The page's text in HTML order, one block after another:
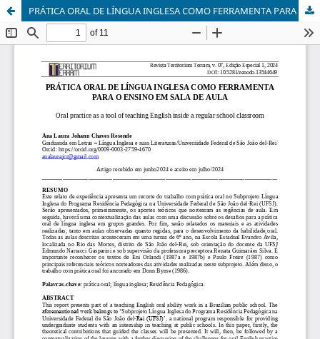
PRÁTICA ORAL DE LÍNGUA INGLESA COMO FERRAMENTA PARA O ENSINO EM SALA DE AULA